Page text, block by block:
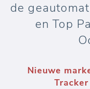
de
en Top
Nieuwe